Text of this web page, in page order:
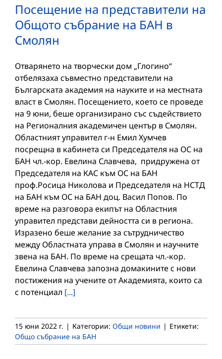
Посещение на представители на
Общото събрание на БАН в
Смолян
Отварянето на творчески дом „Глогино“
отбелязаха съвместно представители на
Българската академия на науките и на местната
власт в Смолян. Посещението, което се проведе
на 9 юни, беше организирано със съдействието
на Регионалния академичен център в Смолян.
Областният управител г-н Емил Хумчев
посрещна в кабинета си Председателя на ОС на
БАН чл.-кор. Евелина Славчева, придружена от
Председателя на КAС към ОС на БАН
проф.Росица Николова и Председателя на НСТД
на БАН към ОС на БАН доц. Васил Попов. По
време на разговора екипът на Областния
управител представи дейността си в региона.
Изразено беше желание за сътрудничество
между Областната управа в Смолян и научните
звена на БАН. По време на срещата чл.-кор.
Евелина Славчева запозна домакините с нови
постижения на учените от Академията, които са
с потенциал [...]
15 юни 2022 г. | Категории: Общи новини | Етикети:
Общо събрание на БАН